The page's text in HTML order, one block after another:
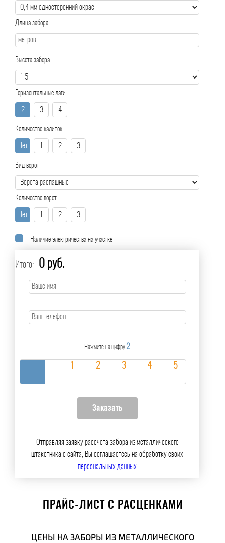
Длина забора
Высота забора
Горизонтальные лаги
2 3 4
Количество калиток
Нет 1 2 3
Вид ворот
Количество ворот
Нет 1 2 3
Наличие электричества на участке
Итого: 0 руб.
Нажмите на цифру 2
Отправляя заявку рассчета забора из металлического
штакетника с сайта, Вы соглашаетесь на обработку своих
персональных данных
ПРАЙС-ЛИСТ С РАСЦЕНКАМИ
ЦЕНЫ НА ЗАБОРЫ ИЗ МЕТАЛЛИЧЕСКОГО